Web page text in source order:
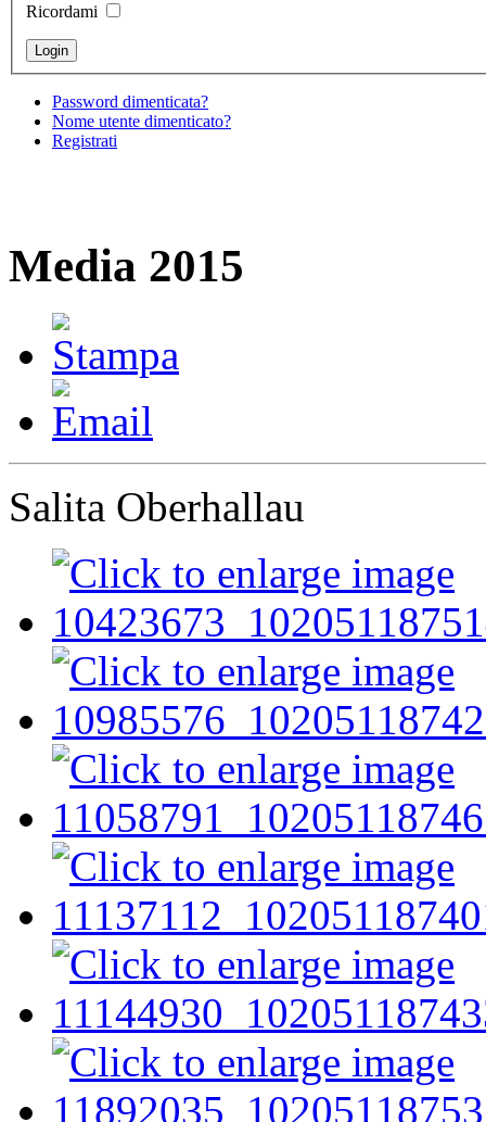
Ricordami
Password dimenticata?
Nome utente dimenticato?
Registrati
Media 2015
Salita Oberhallau